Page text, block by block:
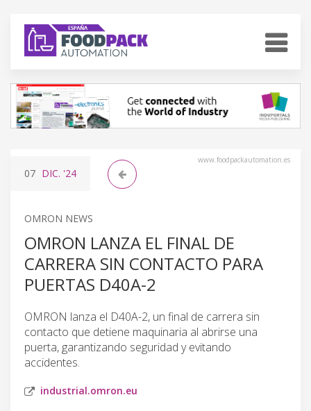
www.foodpackautomation.es
07 DIC. '24
OMRON NEWS
OMRON LANZA EL FINAL DE
CARRERA SIN CONTACTO PARA
PUERTAS D40A-2
OMRON lanza el D40A-2, un final de carrera sin
contacto que detiene maquinaria al abrirse una
puerta, garantizando seguridad y evitando
accidentes.
industrial.omron.eu